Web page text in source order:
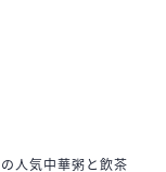
人気中華粥と飲茶